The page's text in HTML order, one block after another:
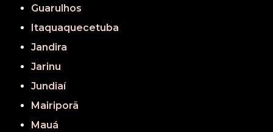
Guarulhos
Itaquaquecetuba
Jandira
Jarinu
Jundiaí
Mairiporã
Mauá